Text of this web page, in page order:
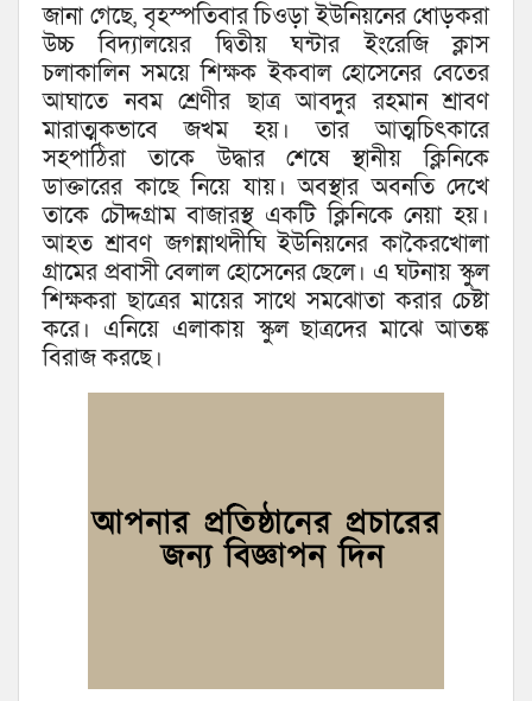
জানা গেছে, বৃহস্পতিবার চিওড়া ইউনিয়নের ধোড়করা
উচ্চ বিদ্যালয়ের দ্বিতীয় ঘন্টার ইংরেজি ক্লাস
চলাকালিন সময়ে শিক্ষক ইকবাল হোসেনের বেতের
আঘাতে নবম শ্রেণীর ছাত্র আবদুর রহমান শ্রাবণ
মারাত্মকভাবে জখম হয়। তার আত্মচিৎকারে
সহপাঠিরা তাকে উদ্ধার শেষে স্থানীয় ক্লিনিকে
ডাক্তারের কাছে নিয়ে যায়। অবস্থার অবনতি দেখে
তাকে চৌদ্দগ্রাম বাজারস্থ একটি ক্লিনিকে নেয়া হয়।
আহত শ্রাবণ জগন্নাথদীঘি ইউনিয়নের কাকৈরখোলা
গ্রামের প্রবাসী বেলাল হোসেনের ছেলে। এ ঘটনায় স্কুল
শিক্ষকরা ছাত্রের মায়ের সাথে সমঝোতা করার চেষ্টা
করে। এনিয়ে এলাকায় স্কুল ছাত্রদের মাঝে আতঙ্ক
বিরাজ করছে।